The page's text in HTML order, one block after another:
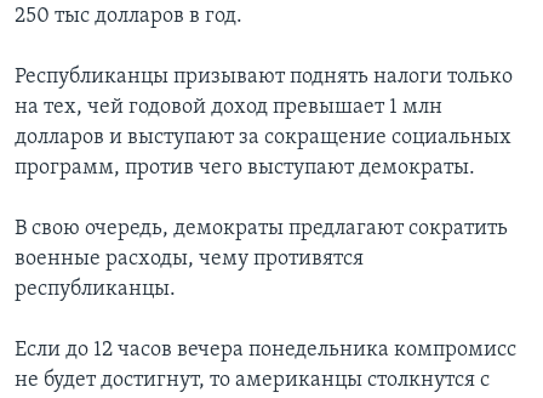
250 тыс долларов в год.
Республиканцы призывают поднять налоги только
на тех, чей годовой доход превышает 1 млн
долларов и выступают за сокращение социальных
программ, против чего выступают демократы.
В свою очередь, демократы предлагают сократить
военные расходы, чему противятся
республиканцы.
Если до 12 часов вечера понедельника компромисс
не будет достигнут, то американцы столкнутся с